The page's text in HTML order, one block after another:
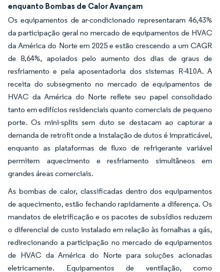
enquanto Bombas de Calor Avançam
Os equipamentos de ar-condicionado representaram 46,43%
da participação geral no mercado de equipamentos de HVAC
da América do Norte em 2025 e estão crescendo a um CAGR
de 8,64%, apoiados pelo aumento dos dias de graus de
resfriamento e pela aposentadoria dos sistemas R-410A. A
receita do subsegmento no mercado de equipamentos de
HVAC da América do Norte reflete seu papel consolidado
tanto em edifícios residenciais quanto comerciais de pequeno
porte. Os mini-splits sem duto se destacam ao capturar a
demanda de retrofit onde a instalação de dutos é impraticável,
enquanto as plataformas de fluxo de refrigerante variável
permitem aquecimento e resfriamento simultâneos em
grandes áreas comerciais.
As bombas de calor, classificadas dentro dos equipamentos
de aquecimento, estão fechando rapidamente a diferença. Os
mandatos de eletrificação e os pacotes de subsídios reduzem
o diferencial de custo instalado em relação às fornalhas a gás,
redirecionando a participação no mercado de equipamentos
de HVAC da América do Norte para soluções acionadas
eletricamente. Equipamentos de ventilação, como